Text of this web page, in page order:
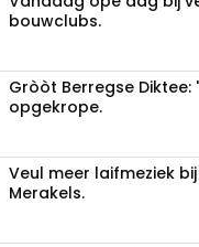
bouwclubs.
Gròòt Berregse Diktee:
opgekrope.
Veul meer laifmeziek
Merakels.